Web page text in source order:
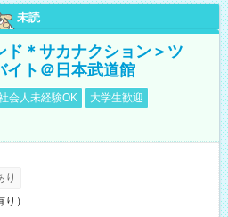
未読
ド＊サカナクション＞ツ
イト＠日本武道館
会人未経験OK
大学生歓迎
り
）